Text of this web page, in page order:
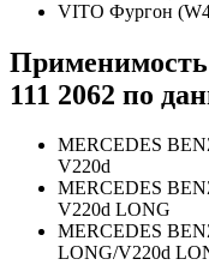
VITO Фургон
111 2062 по
MERCEDES
V220d
MERCEDES
V220d LONG
MERCEDES
LONG/V220d